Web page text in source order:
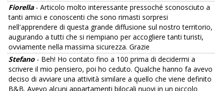
Fiorella- Articolo molto interessante pressoché sconosciuto a
tanti amici e conoscenti che sono rimasti sorpresi
nell'apprendere di questa grande diffusione sul nostro territorio,
augurando a tutti che si riempiano per accogliere tanti turisti,
ovviamente nella massima sicurezza. Grazie
Stefano- Beh! Ho contato fino a 100 prima di decidermi a
scrivere il mio pensiero, poi ho ceduto. Qualche hanno fa avevo
deciso di avviare una attività similare a quello che viene definito
B&B. Avevo alcuni appartamenti bilocali nuovi in un piccolo